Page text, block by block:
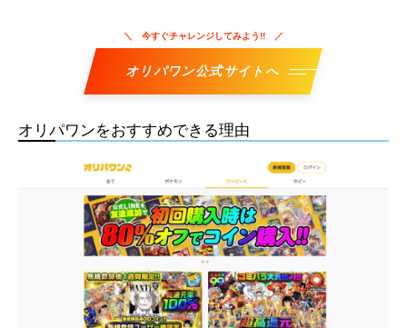
今すぐチャレンジしてみよう!!
オリパワン公式サイトへ
オリパワンをおすすめできる理由